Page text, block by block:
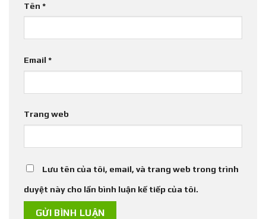
Tên *
Email *
Trang web
Lưu tên của tôi, email, và trang web trong trình
duyệt này cho lần bình luận kế tiếp của tôi.